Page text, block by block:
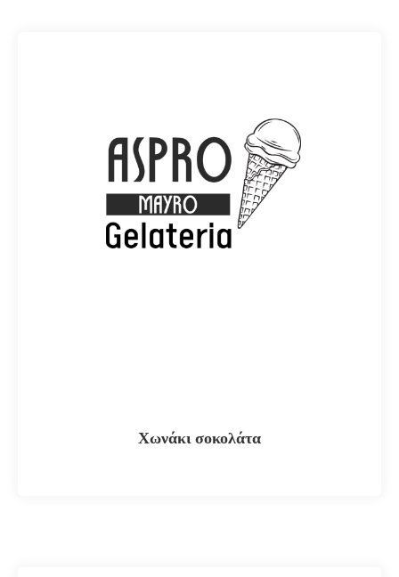
Χωνάκι σοκολάτα